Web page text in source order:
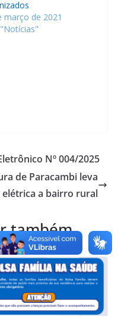
março de 2021
Nº 004/2025
de Paracambi leva
elétrica a bairro rural
também